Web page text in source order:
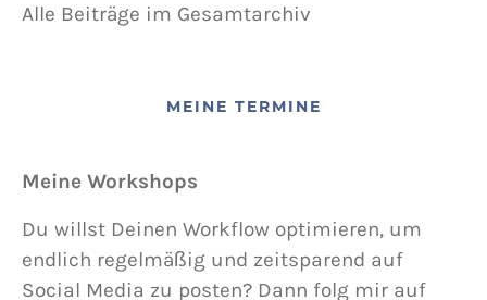
Alle Beiträge im Gesamtarchiv
MEINE TERMINE
Meine Workshops
Du willst Deinen Workflow optimieren, um
endlich regelmäßig und zeitsparend auf
Social Media zu posten? Dann folg mir auf